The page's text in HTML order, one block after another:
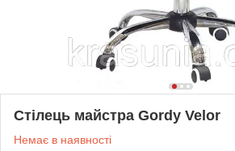
Стілець майстра Gordy Velor
Немає в наявності